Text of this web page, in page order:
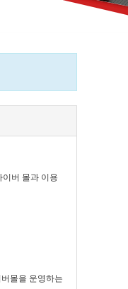
버 몰과 이용
몰을 운영하는